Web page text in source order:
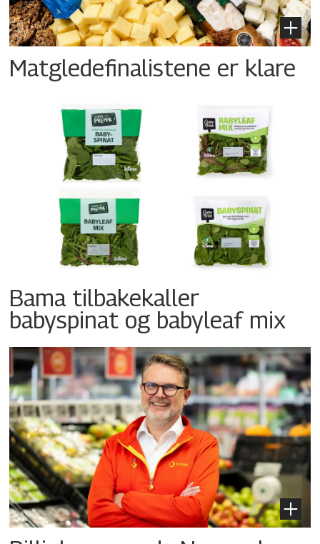
Matgledefinalistene er klare
Bama tilbakekaller
babyspinat og babyleaf mix